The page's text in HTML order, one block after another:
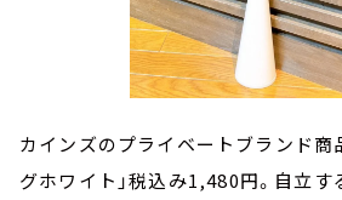
カインズのプライベートブランド商
グホワイト」税込み1,480円。自立す